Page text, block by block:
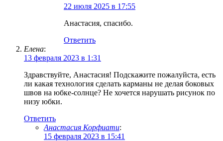
22 июля 2025 в 17:55
Анастасия, спасибо.
Ответить
Елена:
13 февраля 2023 в 1:31
Здравствуйте, Анастасия! Подскажите пожалуйста, есть
ли какая технология сделать карманы не делая боковых
швов на юбке-солнце? Не хочется нарушать рисунок по
низу юбки.
Ответить
Анастасия Корфиати:
15 февраля 2023 в 15:41